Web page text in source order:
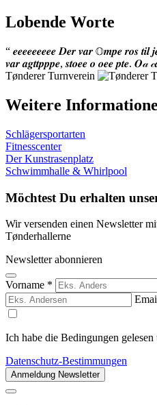
Lobende Worte
“ 𝒆𝒆𝒆𝒆𝒆𝒆𝒆𝒆𝒆 𝑫𝒆𝒓 𝒗𝒂𝒓 𝕆𝒎𝒑𝒆 𝒓𝒐𝒔 𝒕𝒊𝒍
𝒗𝒂𝒓 𝒂𝒈𝒕𝒕𝒑𝒑𝒑𝒆, 𝒔𝒕𝒐𝒆𝒆 𝒐 𝒐𝒆𝒆 𝒑𝒕𝒆. 𝑶𝒶
Tønderer Turnverein
Weitere
Schlägersportarten
Fitnesscenter
Der Kunstrasenplatz
Schwimmhalle & Whirlpool
Möchtest Du erhalten
Wir versenden einen Newsletter
Tønderhallerne
Newsletter abonnieren
Vorname *
Ich habe die Bedingungen gelesen
Datenschutz-Bestimmungen